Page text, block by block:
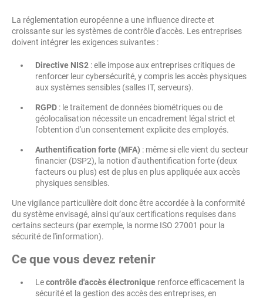
La réglementation européenne a une influence directe et
croissante sur les systèmes de contrôle d'accès. Les entreprises
doivent intégrer les exigences suivantes :
Directive NIS2 : elle impose aux entreprises critiques de
renforcer leur cybersécurité, y compris les accès physiques
aux systèmes sensibles (salles IT, serveurs).
RGPD : le traitement de données biométriques ou de
géolocalisation nécessite un encadrement légal strict et
l'obtention d'un consentement explicite des employés.
Authentification forte (MFA) : même si elle vient du secteur
financier (DSP2), la notion d'authentification forte (deux
facteurs ou plus) est de plus en plus appliquée aux accès
physiques sensibles.
Une vigilance particulière doit donc être accordée à la conformité
du système envisagé, ainsi qu’aux certifications requises dans
certains secteurs (par exemple, la norme ISO 27001 pour la
sécurité de l'information).
Ce que vous devez retenir
Lecontrôle d'accès électronique renforce efficacement la
sécurité et la gestion des accès des entreprises, en